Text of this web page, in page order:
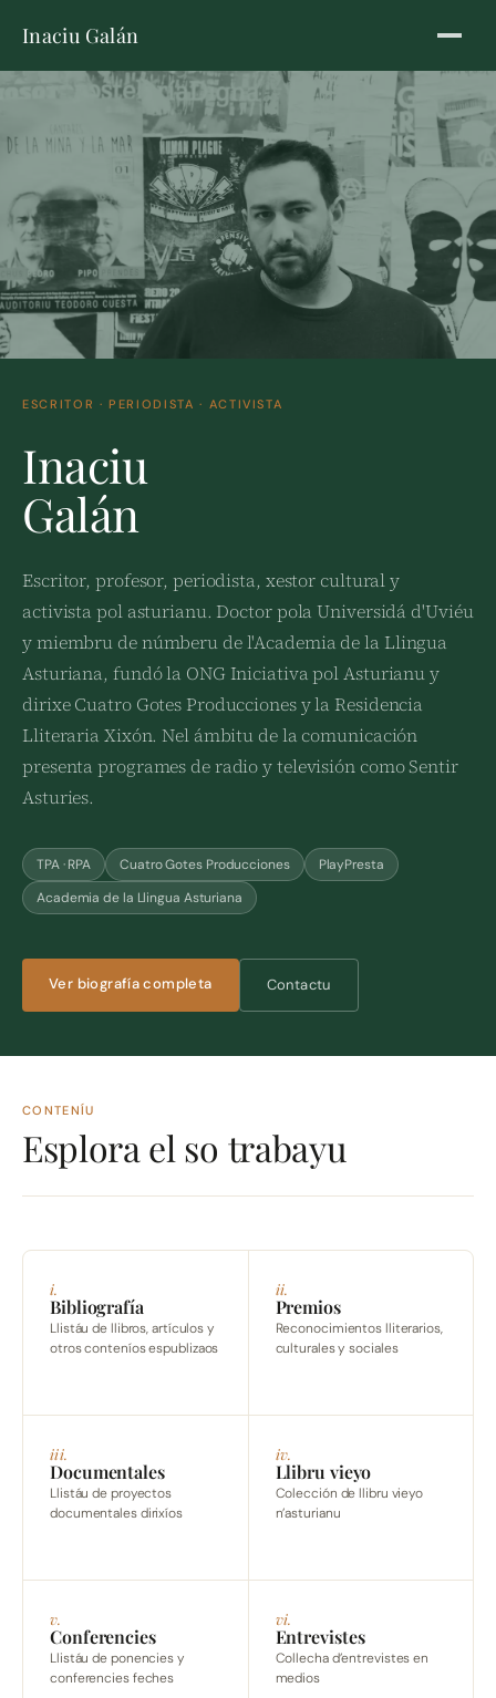
Inaciu Galán
ESCRITOR · PERIODISTA · ACTIVISTA
Inaciu
Galán
Escritor, profesor, periodista, xestor cultural y
activista pol asturianu. Doctor pola Universidá d'Uviéu
y miembru de númberu de l'Academia de la Llingua
Asturiana, fundó la ONG Iniciativa pol Asturianu y
dirixe Cuatro Gotes Producciones y la Residencia
Lliteraria Xixón. Nel ámbitu de la comunicación
presenta programes de radio y televisión como Sentir
Asturies.
TPA · RPA Cuatro Gotes Producciones
PlayPresta
Academia de la Llingua Asturiana
Ver biografía completa Contactu
CONTENÍU
Esplora el so trabayu
i.
Bibliografía
Llistáu de llibros, artículos y
otros conteníos espublizaos
ii.
Premios
Reconocimientos lliterarios,
culturales y sociales
iii.
Documentales
Llistáu de proyectos
documentales dirixíos
iv.
Llibru vieyo
Colección de llibru vieyo
n’asturianu
v.
Conferencies
Llistáu de ponencies y
conferencies feches
vi.
Entrevistes
Collecha d’entrevistes en
medios